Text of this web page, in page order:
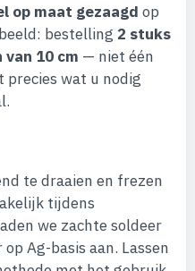
op maat gezaagd op
bestelling 2 stuks
van 10 cm — niet één
precies wat u nodig
te draaien en frezen
tijdens
we zachte soldeer
Ag-basis aan. Lassen